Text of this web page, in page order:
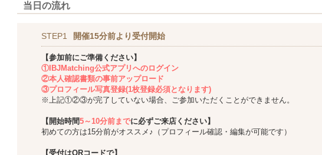
当日の流れ
STEP1 開催15分前より受付開始
【参加前にご準備ください】
①IBJMatching公式アプリへのログイン
②本人確認書類の事前アップロード
③プロフィール写真登録(1枚登録必須となります)
※上記①②③が完了していない場合、ご参加いただくことができません。
【開始時間5～10分前までに必ずご来店ください】
初めての方は15分前がオススメ♪（プロフィール確認・編集が可能です）
【受付はQRコードで】